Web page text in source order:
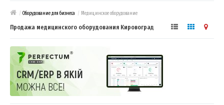
/ Оборудование для бизнеса / Медицинское оборудование
Продажа медицинского оборудования Кировоград